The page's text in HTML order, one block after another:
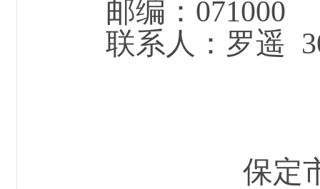
邮编： 071000
联系人：罗遥
保定